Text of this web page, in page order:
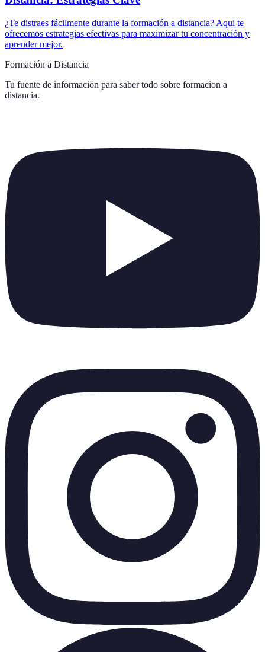
¿Te distraes fácilmente durante la formación a distancia? Aqui te
ofrecemos estrategias efectivas para maximizar tu concentración y
aprender mejor.
Formación a Distancia
Tu fuente de información para saber todo sobre formacion a
distancia.